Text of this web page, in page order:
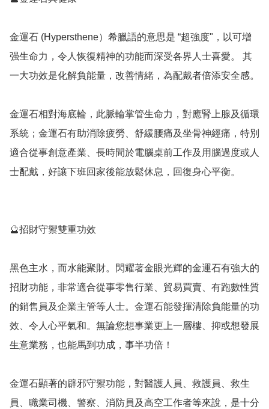
金運石 (Hypersthene）希臘語的意思是 “超強度"，以可增
强生命力，令人恢復精神的功能而深受各界人士喜愛。 其
一大功效是化解負能量，改善情緒，為配戴者倍添安全感。
金運石相對海底輪，此脈輪掌管生命力，對應腎上腺及循環
系統；金運石有助消除疲勞、舒緩腰痛及坐骨神經痛，特別
適合從事創意產業、長時間於電腦桌前工作及用腦過度或人
士配戴，好讓下班回家後能放鬆休息，回復身心平衡。
🔮招財守禦雙重功效
黑色主水，而水能聚財。閃耀著金眼光輝的金運石有強大的
招財功能，非常適合從事零售行業、貿易買賣、有跑數性質
的銷售員及企業主管等人士。金運石能發揮清除負能量的功
效、令人心平氣和。無論您想事業更上一層樓、抑或想發展
生意業務，也能馬到功成，事半功倍！
金運石顯著的辟邪守禦功能，對醫護人員、救護員、救生
員、職業司機、警察、消防員及高空工作者等來說，是十分